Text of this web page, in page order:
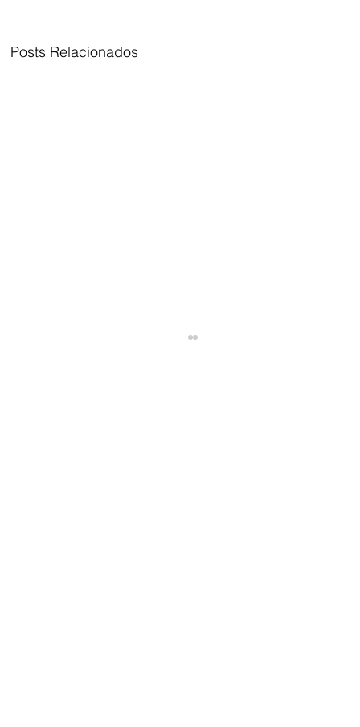
Posts Relacionados